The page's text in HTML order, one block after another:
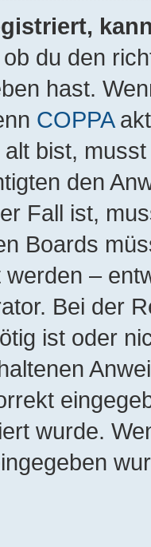
du den
hast.
COPPA
bist,
den
Fall ist,
Boards
–
Bei der
ist oder
wurde.